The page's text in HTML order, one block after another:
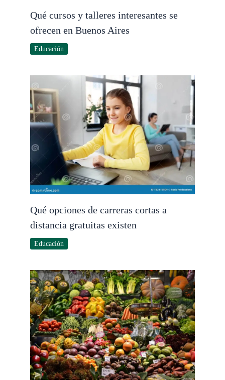
Qué cursos y talleres interesantes se
ofrecen en Buenos Aires
Educación
Qué opciones de carreras cortas a
distancia gratuitas existen
Educación